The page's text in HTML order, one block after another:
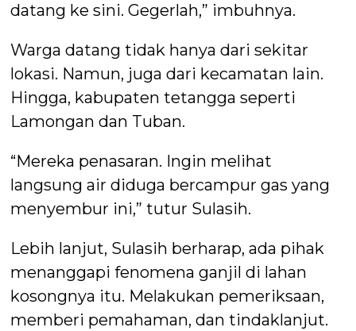
datang ke sini. Gegerlah,” imbuhnya.
Warga datang tidak hanya dari sekitar
lokasi. Namun, juga dari kecamatan lain.
Hingga, kabupaten tetangga seperti
Lamongan dan Tuban.
“Mereka penasaran. Ingin melihat
langsung air diduga bercampur gas yang
menyembur ini,” tutur Sulasih.
Lebih lanjut, Sulasih berharap, ada pihak
menanggapi fenomena ganjil di lahan
kosongnya itu. Melakukan pemeriksaan,
memberi pemahaman, dan tindaklanjut.